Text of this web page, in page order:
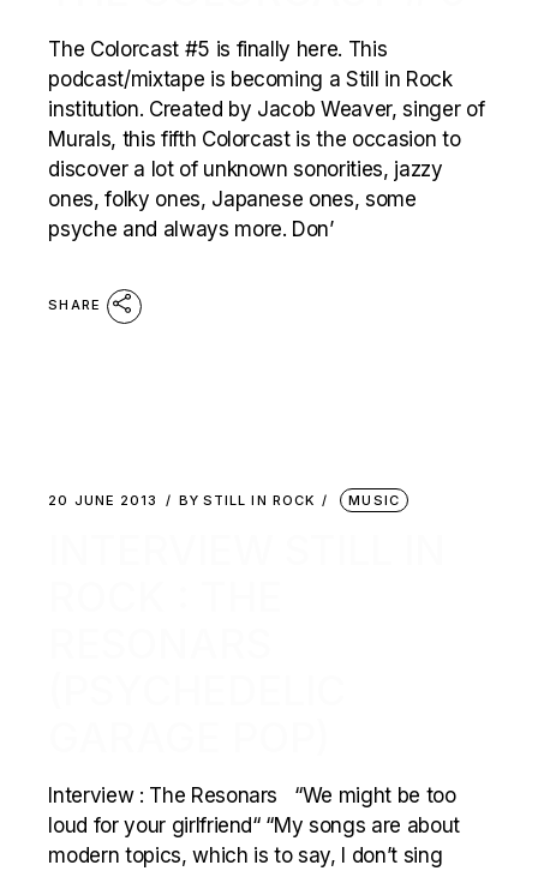
The Colorcast #5 is finally here. This
podcast/mixtape is becoming a Still in Rock
institution. Created by Jacob Weaver, singer of
Murals, this fifth Colorcast is the occasion to
discover a lot of unknown sonorities, jazzy
ones, folky ones, Japanese ones, some
psyche and always more. Don’
SHARE
20 JUNE 2013 BY STILL IN ROCK MUSIC
Interview : The Resonars “We might be too
loud for your girlfriend“ “My songs are about
modern topics, which is to say, I don’t sing